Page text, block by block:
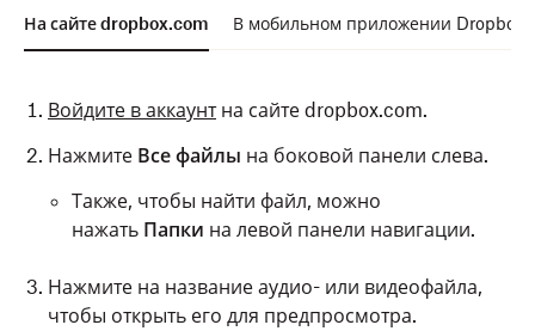
На сайте dropbox.com В мобильном приложении Dropbox
Войдите в аккаунтна сайте dropbox.com.
Нажмите Все файлы на боковой панели слева.
Также, чтобы найти файл, можно
нажать Папки на левой панели навигации.
Нажмите на название аудио- или видеофайла,
чтобы открыть его для предпросмотра.